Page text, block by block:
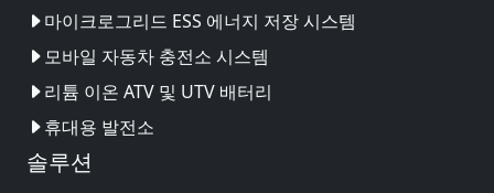
마이크로그리드 ESS 에너지 저장 시스템
모바일 자동차 충전소 시스템
리튬 이온 ATV 및 UTV 배터리
휴대용 발전소
솔루션